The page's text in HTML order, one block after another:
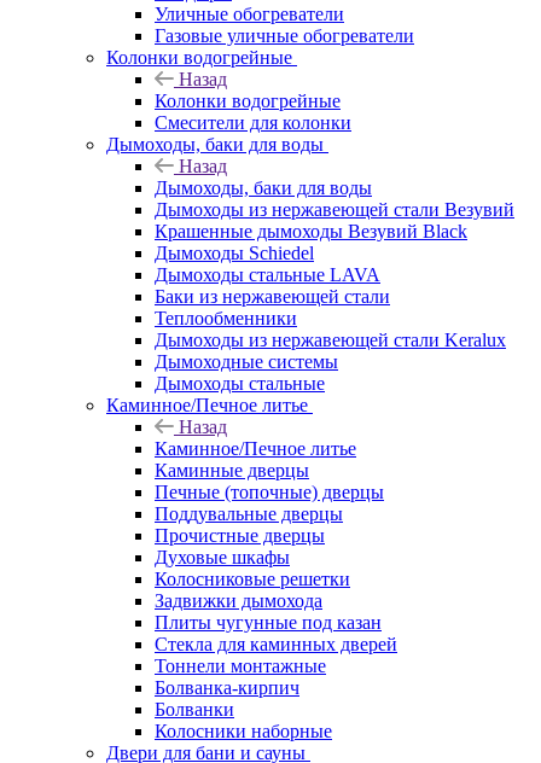
Уличные обогреватели
Газовые уличные обогреватели
Колонки водогрейные
Назад
Колонки водогрейные
Смесители для колонки
Дымоходы, баки для воды
Назад
Дымоходы, баки для воды
Дымоходы из нержавеющей стали Везувий
Крашенные дымоходы Везувий Black
Дымоходы Schiedel
Дымоходы стальные LAVA
Баки из нержавеющей стали
Теплообменники
Дымоходы из нержавеющей стали Keralux
Дымоходные системы
Дымоходы стальные
Каминное/Печное литье
Назад
Каминное/Печное литье
Каминные дверцы
Печные (топочные) дверцы
Поддувальные дверцы
Прочистные дверцы
Духовые шкафы
Колосниковые решетки
Задвижки дымохода
Плиты чугунные под казан
Стекла для каминных дверей
Тоннели монтажные
Болванка-кирпич
Болванки
Колосники наборные
Двери для бани и сауны